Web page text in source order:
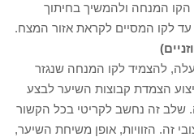
הקו המנחה ולהמשיך בחיתוך
לקו המסיים לקראת אזור המצח.
להצמיד לקו המנחה שנגזר
הצמדת קבוצות השיער לבצע
זה נחשב לקריטי בכל הקשור
זה. הזוויות, אופן משיחת השיער,